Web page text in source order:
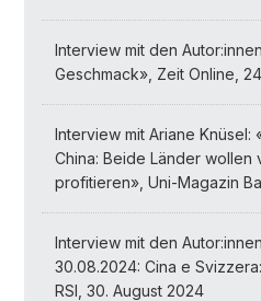
Interview mit den
Geschmack», Zeit Online,
Interview mit Ariane Knüsel:
China: Beide Länder wollen
profitieren», Uni-Magazin
Interview mit den
30.08.2024: Cina e
RSI, 30. August 2024